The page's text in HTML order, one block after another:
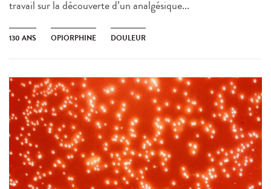
travail sur la découverte d’un analgésique...
130 ANS OPIORPHINE DOULEUR